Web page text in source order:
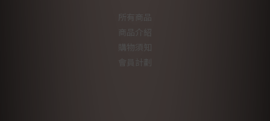
所有商品
購物須知